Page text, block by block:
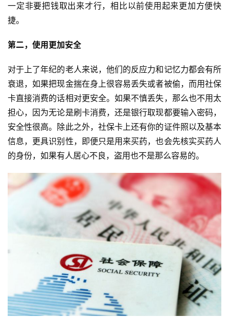
一定非要把钱取出来才行，相比以前使用起来更加方便快
捷。
第二，使用更加安全
对于上了年纪的老人来说，他们的反应力和记忆力都会有所
衰退，如果把现金揣在身上很容易丢失或者被偷，而用社保
卡直接消费的话相对更安全。如果不慎丢失，那么也不用太
担心，因为无论是刷卡消费，还是银行取现都要输入密码，
安全性很高。除此之外，社保卡上还有你的证件照以及基本
信息，更具识别性，即便只是用来买药，也会先核实买药人
的身份，如果有人居心不良，盗用也不是那么容易的。